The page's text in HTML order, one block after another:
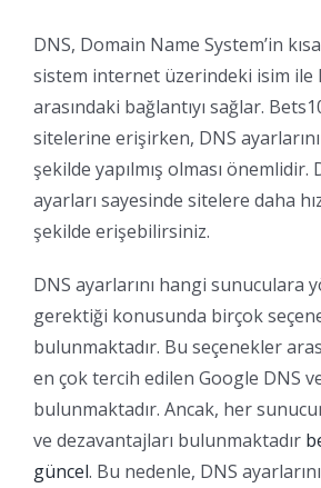
DNS, Domain Name System’in
sistem internet üzerindeki isim ile
arasındaki bağlantıyı sağlar.
sitelerine erişirken, DNS
şekilde yapılmış olması önemlidir.
ayarları sayesinde sitelere daha
şekilde erişebilirsiniz.
DNS ayarlarını hangi sunuculara
gerektiği konusunda birçok
bulunmaktadır. Bu seçenekler
en çok tercih edilen Google DNS
bulunmaktadır. Ancak, her
ve dezavantajları bulunmaktadır
güncel. Bu nedenle, DNS